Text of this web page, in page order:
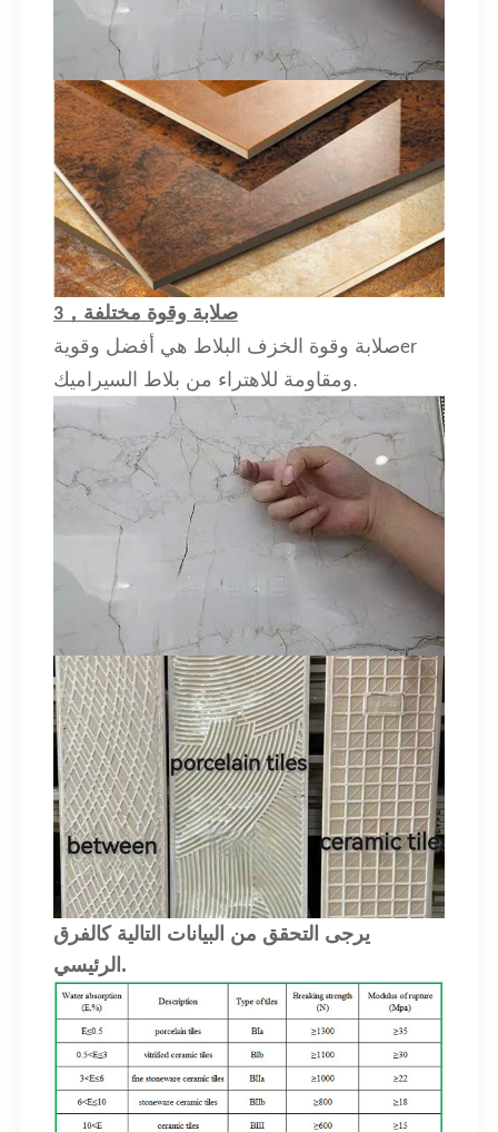
3， صلابة وقوة مختلفة
صلابة وقوة الخزف البلاط هي أفضل وقوية er
ومقاومة للاهتراء من بلاط السيراميك.
يرجى التحقق من البيانات التالية كالفرق
الرئيسي.